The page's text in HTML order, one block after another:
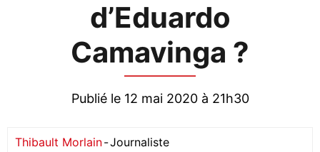
d’Eduardo
Camavinga ?
Publié le 12 mai 2020 à 21h30
Thibault Morlain-Journaliste